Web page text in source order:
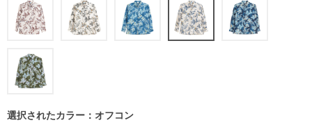
選択されたカラー：オフコン